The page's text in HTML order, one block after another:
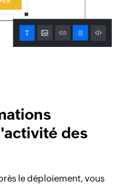
des
le déploiement, vous